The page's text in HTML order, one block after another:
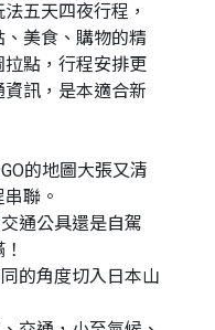
五天四夜行程，
美食、購物的精
點，行程安排更
訊，是本適合新
的地圖大張又清
聯。
通公具還是自駕
的角度切入日本山